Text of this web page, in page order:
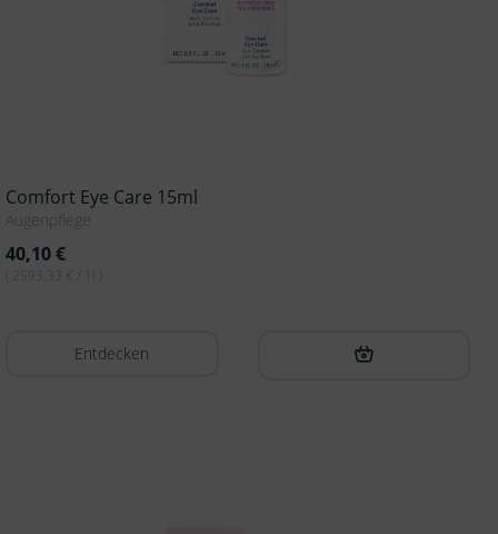
Comfort Eye Care 15ml
Augenpflege
40,10€
( 2593,33 € / 1l )
Entdecken